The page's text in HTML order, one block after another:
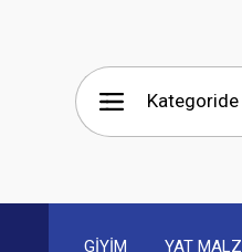
GİYİM YAT MALZ